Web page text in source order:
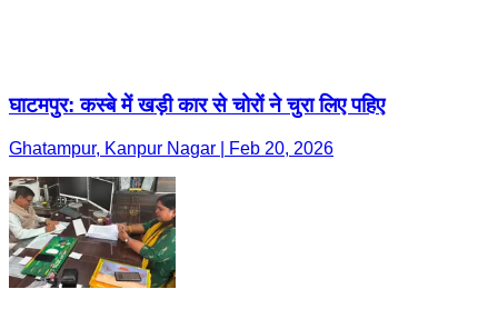
घाटमपुर: कस्बे में खड़ी कार से चोरों ने चुरा लिए पहिए
Ghatampur, Kanpur Nagar | Feb 20, 2026